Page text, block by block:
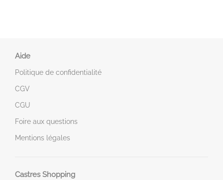
Aide
Politique de confidentialité
CGV
CGU
Foire aux questions
Mentions légales
Castres Shopping